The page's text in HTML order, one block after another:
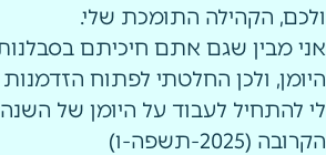
ולכם, הקהילה התומכת שלי.
אני מבין שגם אתם חיכיתם
היומן, ולכן החלטתי לפתוח
לי להתחיל לעבוד על היומן של
הקרובה (2025-תשפה-ו)